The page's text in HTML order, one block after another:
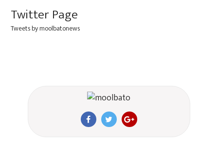
Twitter Page
Tweets by moolbatonews